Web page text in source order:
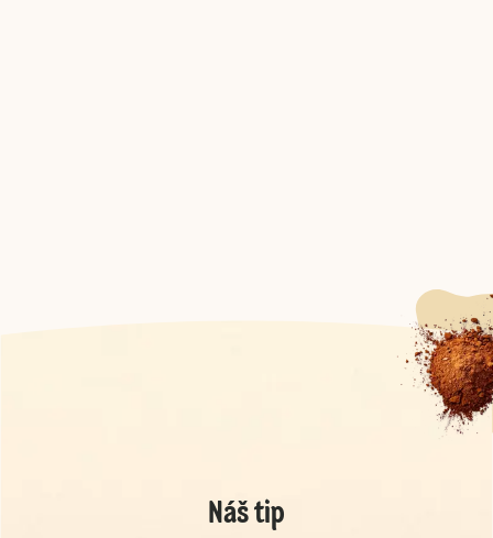
Náš tip